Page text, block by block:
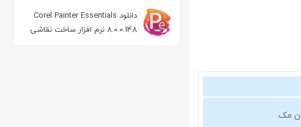
مک
دانلود Corel Painter Essentials
8.0.0.148 نرم افزار ساخت نقاشی